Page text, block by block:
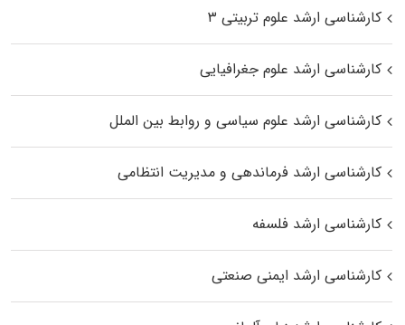
کارشناسی ارشد علوم تربیتی ۳
کارشناسی ارشد علوم جغرافیایی
کارشناسی ارشد علوم سیاسی و روابط بین الملل
کارشناسی ارشد فرماندهی و مدیریت انتظامی
کارشناسی ارشد فلسفه
کارشناسی ارشد ایمنی صنعتی